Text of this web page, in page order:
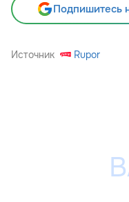
Подпишитесь
Источник Rupor